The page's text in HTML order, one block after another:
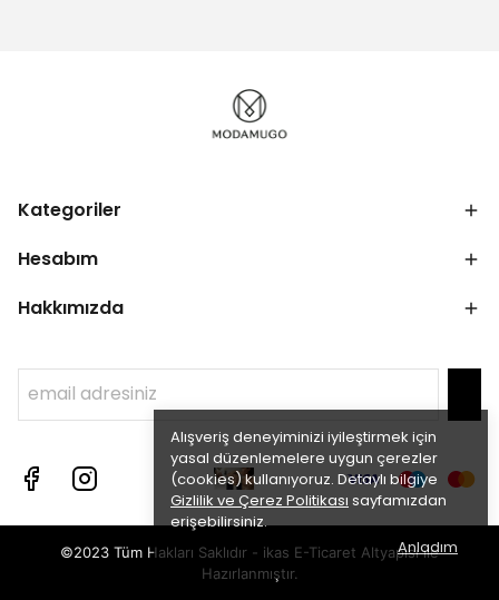
Alışveriş deneyiminizi iyileştirmek için
yasal düzenlemelere uygun çerezler
(cookies) kullanıyoruz. Detaylı bilgiye
Gizlilik ve Çerez Politikası sayfamızdan
erişebilirsiniz.
Anladım
Kategoriler
Hesabım
Hakkımızda
©2023 Tüm Hakları Saklıdır - ikas E-Ticaret Altyapısı ile
Hazırlanmıştır.